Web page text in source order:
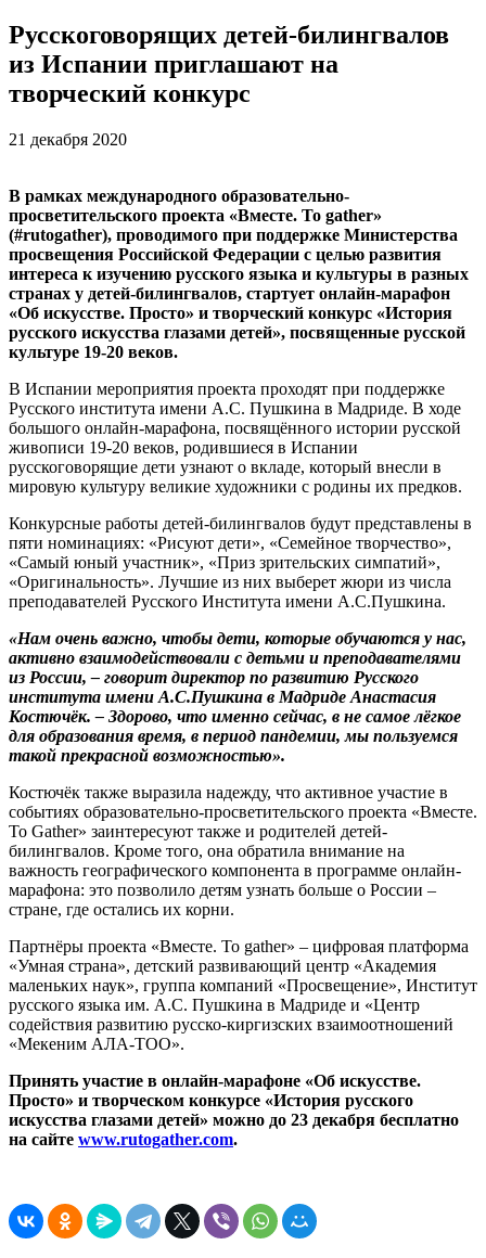
Русскоговорящих детей-билингвалов
из Испании приглашают на
творческий конкурс
21 декабря 2020
В рамках международного образовательно-
просветительского проекта «Вместе. To gather»
(#rutogather), проводимого при поддержке Министерства
просвещения Российской Федерации с целью развития
интереса к изучению русского языка и культуры в разных
странах у детей-билингвалов, стартует онлайн-марафон
«Об искусстве. Просто» и творческий конкурс «История
русского искусства глазами детей», посвященные русской
культуре 19-20 веков.
В Испании мероприятия проекта проходят при поддержке
Русского института имени А.С. Пушкина в Мадриде. В ходе
большого онлайн-марафона, посвящённого истории русской
живописи 19-20 веков, родившиеся в Испании
русскоговорящие дети узнают о вкладе, который внесли в
мировую культуру великие художники с родины их предков.
Конкурсные работы детей-билингвалов будут представлены в
пяти номинациях: «Рисуют дети», «Семейное творчество»,
«Самый юный участник», «Приз зрительских симпатий»,
«Оригинальность». Лучшие из них выберет жюри из числа
преподавателей Русского Института имени А.С.Пушкина.
«Нам очень важно, чтобы дети, которые обучаются у нас,
активно взаимодействовали с детьми и преподавателями
из России, – говорит директор по развитию Русского
института имени А.С.Пушкина в Мадриде Анастасия
Костючёк. – Здорово, что именно сейчас, в не самое лёгкое
для образования время, в период пандемии, мы пользуемся
такой прекрасной возможностью».
Костючёк также выразила надежду, что активное участие в
событиях образовательно-просветительского проекта «Вместе.
To Gather» заинтересуют также и родителей детей-
билингвалов. Кроме того, она обратила внимание на
важность географического компонента в программе онлайн-
марафона: это позволило детям узнать больше о России –
стране, где остались их корни.
Партнёры проекта «Вместе. To gather» – цифровая платформа
«Умная страна», детский развивающий центр «Академия
маленьких наук», группа компаний «Просвещение», Институт
русского языка им. А.С. Пушкина в Мадриде и «Центр
содействия развитию русско-киргизских взаимоотношений
«Мекеним АЛА-ТОО».
Принять участие в онлайн-марафоне «Об искусстве.
Просто» и творческом конкурсе «История русского
искусства глазами детей» можно до 23 декабря бесплатно
на сайте www.rutogather.com.